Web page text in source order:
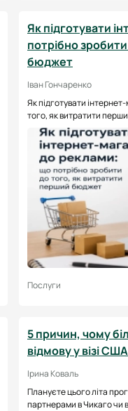
Як підготувати
потрібно
бюджет
Іван Гончаренко
Як підготувати
того, як витратити
Послуги
5 причин, чому
відмову у візі
Ірина Коваль
Плануєте цього літа
партнерами в Чикаго чи